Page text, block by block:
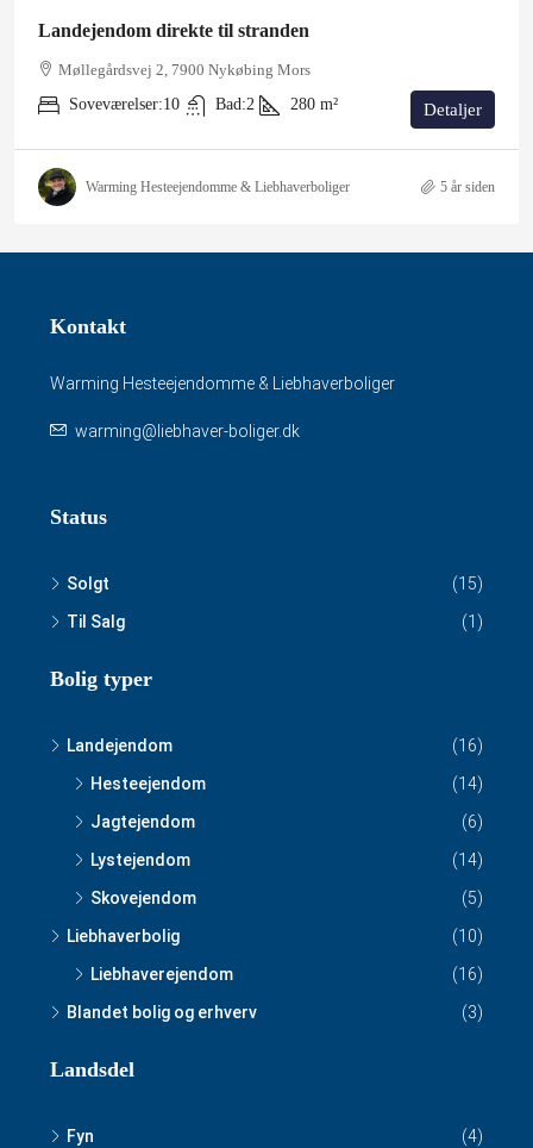
Landejendom direkte til stranden
Møllegårdsvej 2, 7900 Nykøbing Mors
Soveværelser:10 Bad:2 280 m² Detaljer
Warming Hesteejendomme & Liebhaverboliger 5 år siden
Kontakt
Warming Hesteejendomme & Liebhaverboliger
warming@liebhaver-boliger.dk
Status
Solgt
(15)
Til Salg
(1)
Bolig typer
Landejendom
(16)
Hesteejendom
(14)
Jagtejendom
(6)
Lystejendom
(14)
Skovejendom
(5)
Liebhaverbolig
(10)
Liebhaverejendom
(16)
Blandet bolig og erhverv
(3)
Landsdel
Fyn
(4)